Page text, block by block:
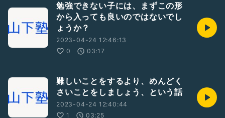
勉強できない子には、まずこの形
から入っても良いのではないでし
ょうか？
2023-04-24 12:46:13
0
03:17
難しいことをするより、めんどく
さいことをしましょう、という話
2023-04-24 12:40:44
1
03:25